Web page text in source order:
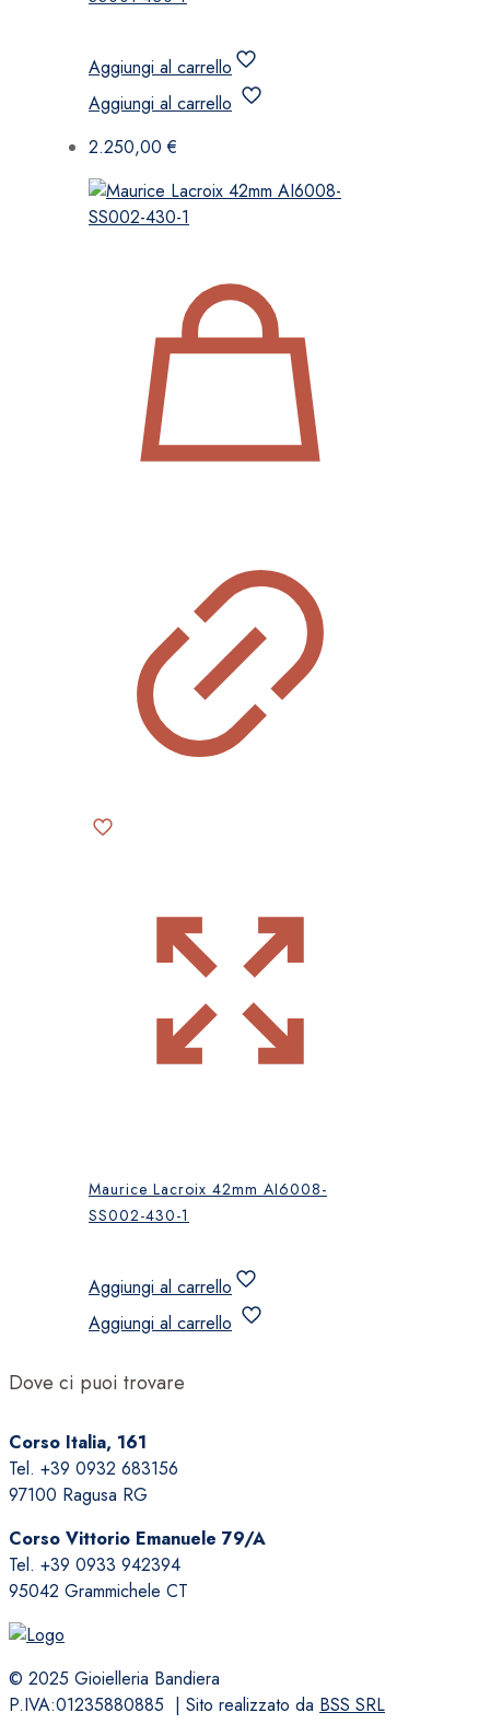
Aggiungi al carrello
Aggiungi al carrello
2.250,00€
Maurice Lacroix 42mm AI6008-
SS002-430-1
Aggiungi al carrello
Aggiungi al carrello
Dove ci puoi trovare
Corso Italia, 161
Tel. +39 0932 683156
97100 Ragusa RG
Corso Vittorio Emanuele 79/A
Tel. +39 0933 942394
95042 Grammichele CT
© 2025 Gioielleria Bandiera
P.IVA:01235880885 | Sito realizzato da BSS SRL